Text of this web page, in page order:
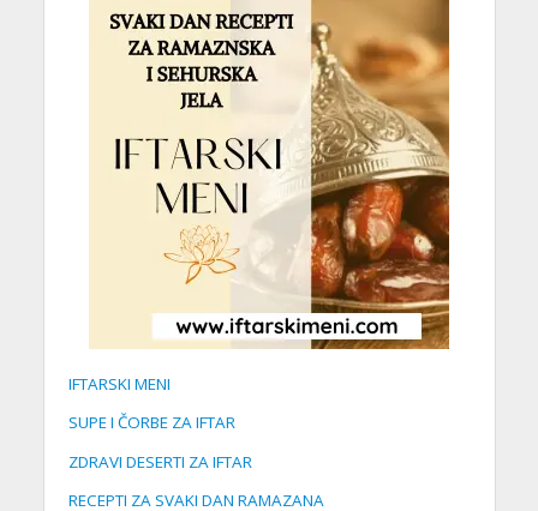
IFTARSKI MENI
SUPE I ČORBE ZA IFTAR
ZDRAVI DESERTI ZA IFTAR
RECEPTI ZA SVAKI DAN RAMAZANA